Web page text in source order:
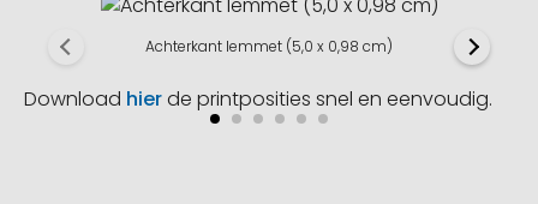
Achterkant lemmet (5,0 x 0,98 cm)
Download hierde printposities snel en eenvoudig.